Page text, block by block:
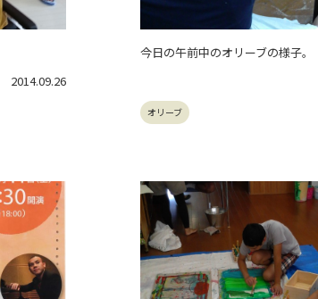
2014.09.26
今日の午前中のオリーブの様子。
オリーブ